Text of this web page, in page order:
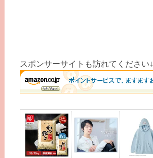
スポンサーサイトも訪れてください↓